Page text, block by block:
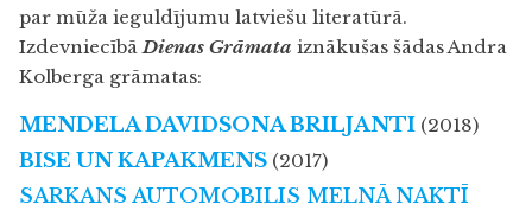
par mūža ieguldījumu latviešu literatūrā.
IzdevniecībāDienas Grāmata iznākušas šādas Andra
Kolberga grāmatas:
MENDELA DAVIDSONA BRILJANTI (2018)
BISE UN KAPAKMENS (2017)
SARKANS AUTOMOBILIS MELNĀ NAKTĪ